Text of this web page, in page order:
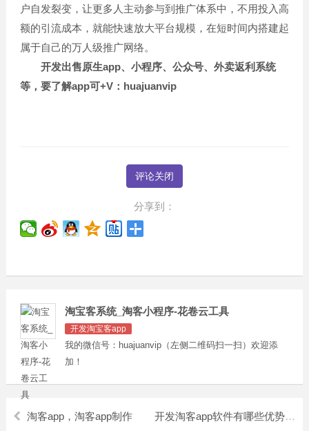
户自发裂变，让更多人主动参与到推广体系中，不用投入高
额的引流成本，就能快速放大平台规模，在短时间内搭建起
属于自己的万人级推广网络。
开发出售原生app、小程序、公众号、外卖返利系统
等，要了解app可+V：huajuanvip
评论关闭
分享到：
淘宝客系统_淘客小程序-花卷云工具
开发淘宝客app
我的微信号：huajuanvip（左侧二维码扫一扫）欢迎添
加！
淘客app，淘客app制作 开发淘客app软件有哪些优势呢